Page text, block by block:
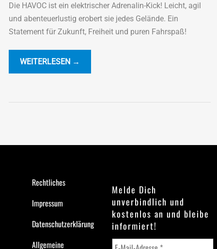
Die HAVOC ist ein elektrischer Adrenalin-Kick! Leicht, agil
und abenteuerlustig erobert sie jedes Gelände. Ein
Statement für Zukunft, Freiheit und puren Fahrspaß!
WEITERLESEN →
Rechtliches
Impressum
Datenschutzerklärung
Allgemeine
Melde Dich
unverbindlich und
kostenlos an und bleibe
informiert!